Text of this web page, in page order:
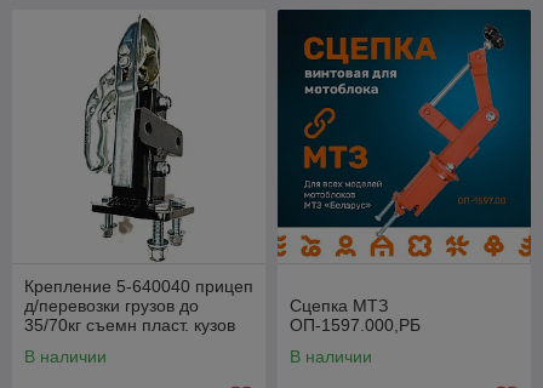
Крепление 5-640040 прицеп
д/перевозки грузов до
35/70кг съемн пласт. кузов
В наличии
Сцепка МТЗ
ОП-1597.000,РБ
В наличии